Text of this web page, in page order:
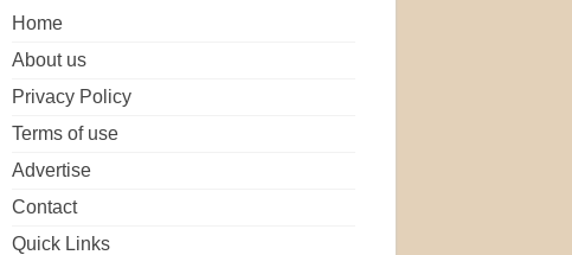
Home
About us
Privacy Policy
Terms of use
Advertise
Contact
Quick Links